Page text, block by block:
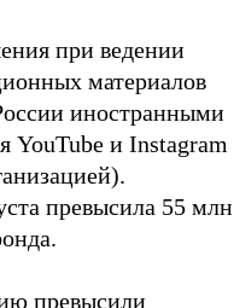
при ведении
материалов
иностранными
YouTube и Instagram
превысила 55 млн
превысили